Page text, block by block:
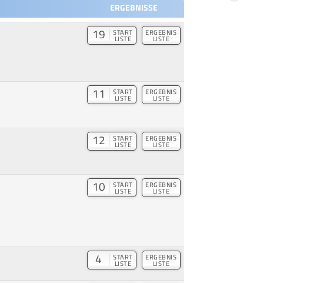
ERGEBNISSE
19 START
LISTE
ERGEBNIS
LISTE
11 START
LISTE
ERGEBNIS
LISTE
12 START
LISTE
ERGEBNIS
LISTE
10 START
LISTE
ERGEBNIS
LISTE
4 START
LISTE
ERGEBNIS
LISTE